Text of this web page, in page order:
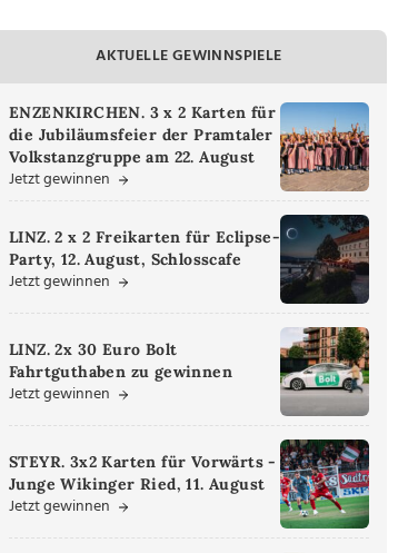
AKTUELLE GEWINNSPIELE
ENZENKIRCHEN. 3 x 2 Karten für
die Jubiläumsfeier der Pramtaler
Volkstanzgruppe am 22. August
Jetzt gewinnen
LINZ. 2 x 2 Freikarten für Eclipse-
Party, 12. August, Schlosscafe
Jetzt gewinnen
LINZ. 2x 30 Euro Bolt
Fahrtguthaben zu gewinnen
Jetzt gewinnen
STEYR. 3x2 Karten für Vorwärts -
Junge Wikinger Ried, 11. August
Jetzt gewinnen